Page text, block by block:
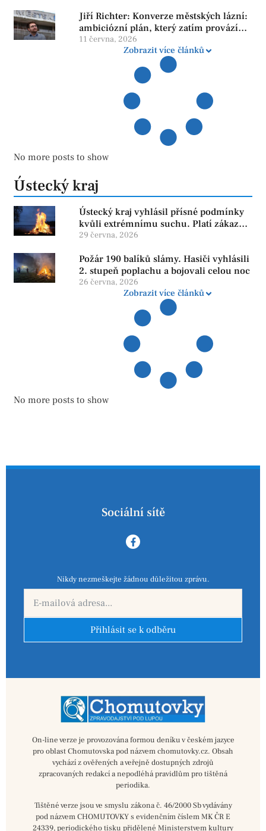
Jiří Richter: Konverze městských lázní:
ambiciózní plán, který zatím provází
více otazníků než jistot
11 června, 2026
Zobrazit více článků
No more posts to show
Ústecký kraj
Ústecký kraj vyhlásil přísné podmínky
kvůli extrémnímu suchu. Platí zákaz
ohňů i pyrotechniky
29 června, 2026
Požár 190 balíků slámy. Hasiči vyhlásili
2. stupeň poplachu a bojovali celou noc
26 června, 2026
Zobrazit více článků
No more posts to show
Sociální sítě
Nikdy nezmeškejte žádnou důležitou zprávu.
Přihlásit se k odběru
On-line verze je provozována formou deníku v českém jazyce
pro oblast Chomutovska pod názvem chomutovky.cz. Obsah
vychází z ověřených a veřejně dostupných zdrojů
zpracovaných redakcí a nepodléhá pravidlům pro tištěná
periodika.
Tištěné verze jsou ve smyslu zákona č. 46/2000 Sb vydávány
pod názvem CHOMUTOVKY s evidenčním číslem MK ČR E
24339, periodického tisku přidělené Ministerstvem kultury